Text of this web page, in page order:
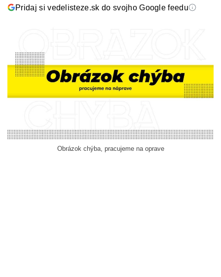
Pridaj si vedelisteze.sk do svojho Google feedu
Obrázok chýba, pracujeme na oprave